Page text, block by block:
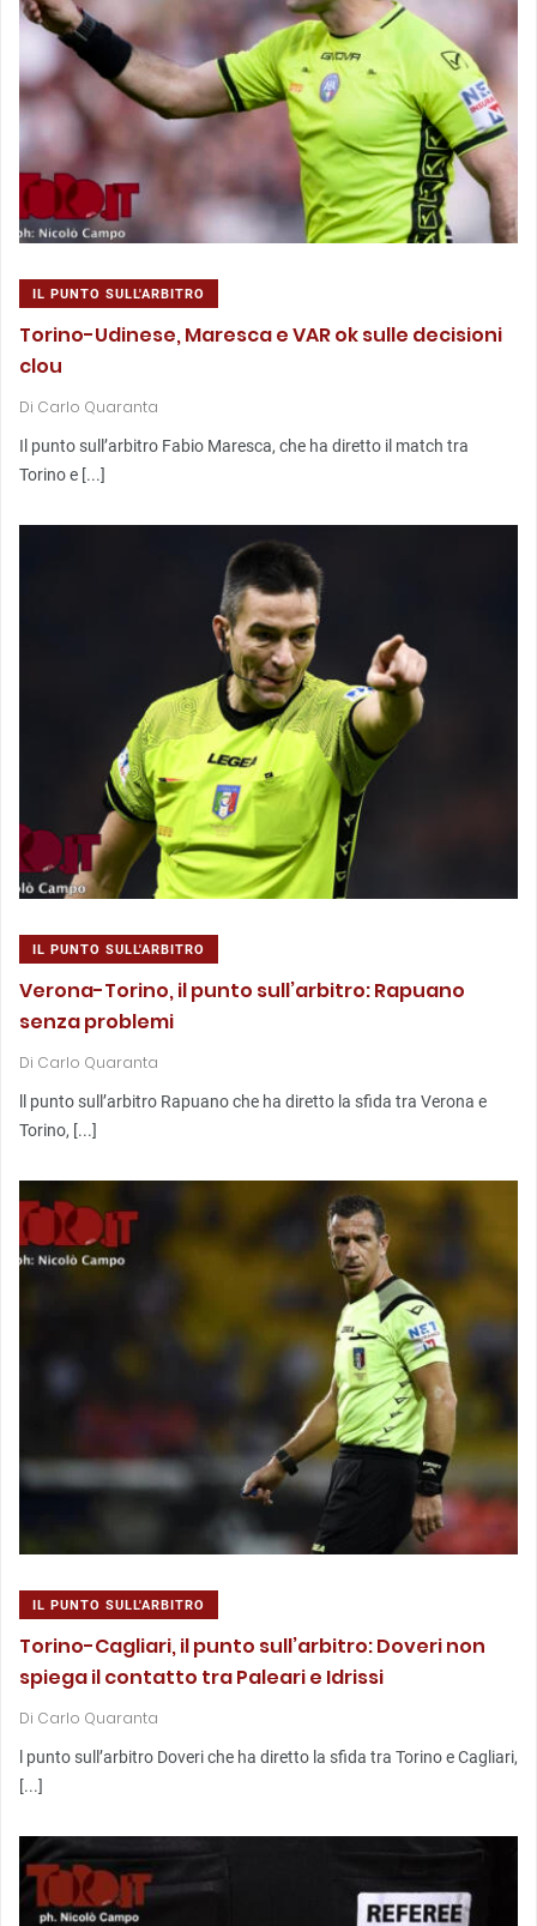
IL PUNTO SULL'ARBITRO
Torino-Udinese, Maresca e VAR ok sulle decisioni
clou
Di Carlo Quaranta
Il punto sull’arbitro Fabio Maresca, che ha diretto il match tra
Torino e [...]
IL PUNTO SULL'ARBITRO
Verona-Torino, il punto sull’arbitro: Rapuano
senza problemi
Di Carlo Quaranta
ll punto sull’arbitro Rapuano che ha diretto la sfida tra Verona e
Torino, [...]
IL PUNTO SULL'ARBITRO
Torino-Cagliari, il punto sull’arbitro: Doveri non
spiega il contatto tra Paleari e Idrissi
Di Carlo Quaranta
l punto sull’arbitro Doveri che ha diretto la sfida tra Torino e Cagliari,
[...]